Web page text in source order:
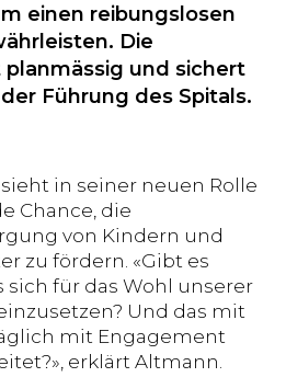
einen reibungslosen
Die
und sichert
Führung des Spitals.
in seiner neuen Rolle
Chance, die
von Kindern und
zu fördern. «Gibt es
sich für das Wohl unserer
Und das mit
mit Engagement
erklärt Altmann.